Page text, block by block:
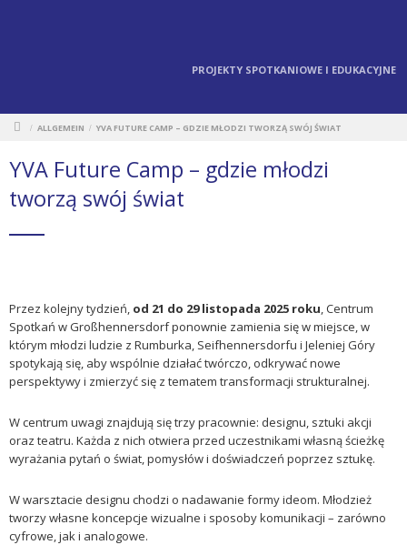
PROJEKTY SPOTKANIOWE I EDUKACYJNE
/ ALLGEMEIN / YVA FUTURE CAMP – GDZIE MŁODZI TWORZĄ SWÓJ ŚWIAT
YVA Future Camp – gdzie młodzi
tworzą swój świat
Przez kolejny tydzień, od 21 do 29 listopada 2025 roku, Centrum
Spotkań w Großhennersdorf ponownie zamienia się w miejsce, w
którym młodzi ludzie z Rumburka, Seifhennersdorfu i Jeleniej Góry
spotykają się, aby wspólnie działać twórczo, odkrywać nowe
perspektywy i zmierzyć się z tematem transformacji strukturalnej.
W centrum uwagi znajdują się trzy pracownie: designu, sztuki akcji
oraz teatru. Każda z nich otwiera przed uczestnikami własną ścieżkę
wyrażania pytań o świat, pomysłów i doświadczeń poprzez sztukę.
W warsztacie designu chodzi o nadawanie formy ideom. Młodzież
tworzy własne koncepcje wizualne i sposoby komunikacji – zarówno
cyfrowe, jak i analogowe.